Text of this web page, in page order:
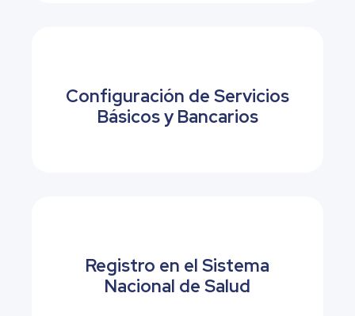
Configuración de Servicios
Básicos y Bancarios
Registro en el Sistema
Nacional de Salud